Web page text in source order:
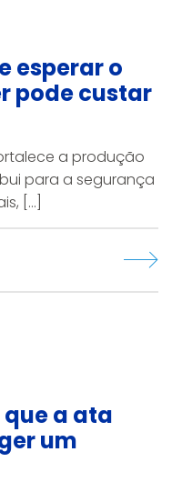
esperar o
pode custar
a produção
para a segurança
[...]
a ata
um